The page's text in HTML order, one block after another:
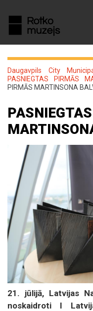
Daugavpils City
PASNIEGTAS PIRMĀS
PIRMĀS MARTINSONA
21. jūlijā, Latvijas
noskaidroti I